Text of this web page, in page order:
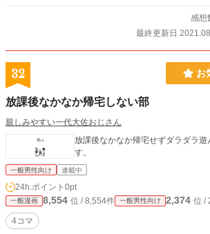
感想
最終更新日
32 お
放課後なかなか帰宅しない部
親しみやすい一代大佐おじさん
放課後なかなか帰宅せずダラダラ
す。
一般男性向け 連載中
24h.ポイント 0pt
一般漫画 8,554 位 / 8,554件 一般男性向け 2,374 位 /
4コマ